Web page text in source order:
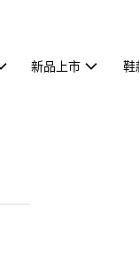
新品上市 鞋